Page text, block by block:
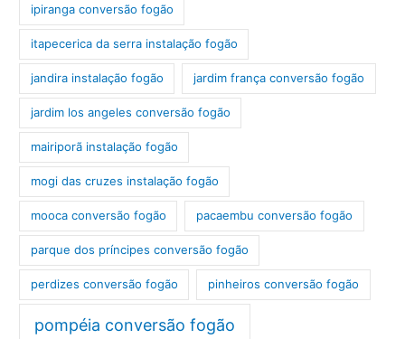
ipiranga conversão fogão
itapecerica da serra instalação fogão
jandira instalação fogão jardim frança conversão fogão
jardim los angeles conversão fogão
mairiporã instalação fogão
mogi das cruzes instalação fogão
mooca conversão fogão pacaembu conversão fogão
parque dos príncipes conversão fogão
perdizes conversão fogão pinheiros conversão fogão
pompéia conversão fogão